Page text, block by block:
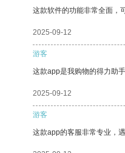
这款软件的功能非常全面，
2025-09-12
游客
这款app是我购物的得力助
2025-09-12
游客
这款app的客服非常专业，